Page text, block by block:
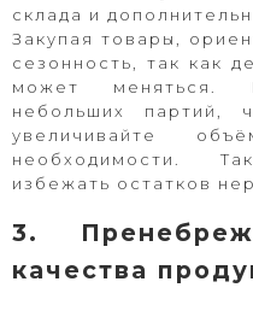
склада и
Закупая товары,
сезонность, так как
может меняться.
небольших партий,
увеличивайте
необходимости.
избежать остатков
3.
качества